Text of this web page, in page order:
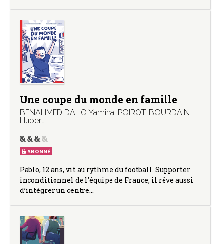
Une coupe du monde en famille
BENAHMED DAHO Yamina, POIROT-BOURDAIN
Hubert
ABONNÉ
Pablo, 12 ans, vit au rythme du football. Supporter
inconditionnel de l’équipe de France, il rêve aussi
d’intégrer un centre…